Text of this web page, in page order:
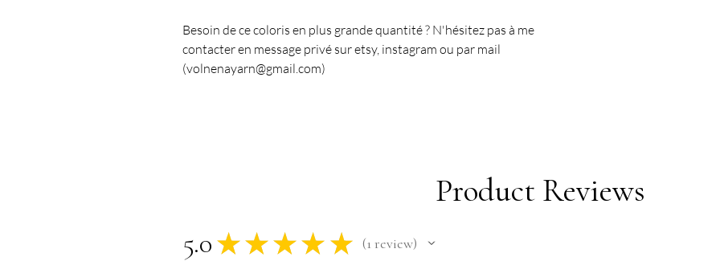
Besoin de ce coloris en plus grande quantité ? N'hésitez pas à me
contacter en message privé sur etsy, instagram ou par mail
(volnenayarn@gmail.com)
Product Reviews
5.0 ★ ★ ★ ★ ★ 1review